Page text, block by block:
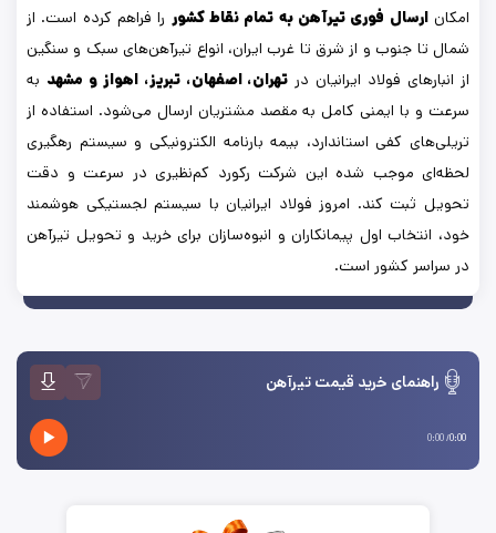
امکانارسال فوری تیرآهن به تمام نقاط کشور را فراهم کرده است. از
شمال تا جنوب و از شرق تا غرب ایران، انواع تیرآهن‌های سبک و سنگین
از انبارهای فولاد ایرانیان در تهران، اصفهان، تبریز، اهواز و مشهد به
سرعت و با ایمنی کامل به مقصد مشتریان ارسال می‌شود. استفاده از
تریلی‌های کفی استاندارد، بیمه بارنامه الکترونیکی و سیستم رهگیری
لحظه‌ای موجب شده این شرکت رکورد کم‌نظیری در سرعت و دقت
تحویل ثبت کند. امروز فولاد ایرانیان با سیستم لجستیکی هوشمند
خود، انتخاب اول پیمانکاران و انبوه‌سازان برای خرید و تحویل تیرآهن
در سراسر کشور است.
راهنمای خرید قیمت تیرآهن
0:00
/
0:00